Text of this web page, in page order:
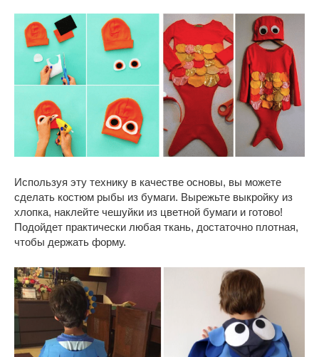
Используя эту технику в качестве основы, вы можете
сделать костюм рыбы из бумаги. Вырежьте выкройку из
хлопка, наклейте чешуйки из цветной бумаги и готово!
Подойдет практически любая ткань, достаточно плотная,
чтобы держать форму.